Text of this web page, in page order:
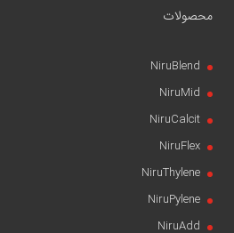
محصولات
NiruBlend
NiruMid
NiruCalcit
NiruFlex
NiruThylene
NiruPylene
NiruAdd